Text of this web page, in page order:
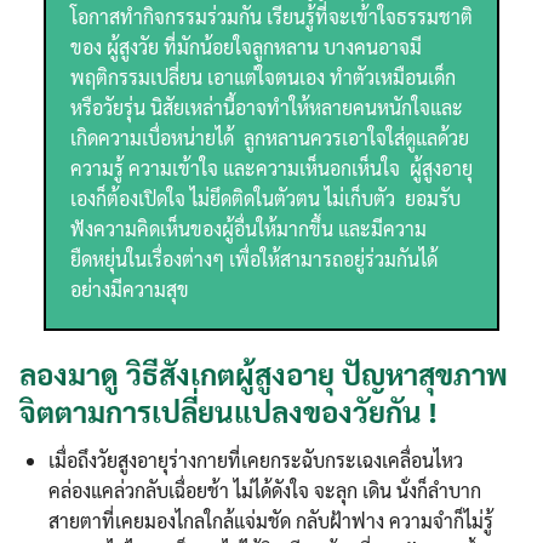
โอกาสทำกิจกรรมร่วมกัน เรียนรู้ที่จะเข้าใจธรรมชาติ
ของ ผู้สูงวัย ที่มักน้อยใจลูกหลาน บางคนอาจมี
พฤติกรรมเปลี่ยน เอาแต่ใจตนเอง ทำตัวเหมือนเด็ก
หรือวัยรุ่น นิสัยเหล่านี้อาจทำให้หลายคนหนักใจและ
เกิดความเบื่อหน่ายได้ ลูกหลานควรเอาใจใส่ดูแลด้วย
ความรู้ ความเข้าใจ และความเห็นอกเห็นใจ ผู้สูงอายุ
เองก็ต้องเปิดใจ ไม่ยึดติดในตัวตน ไม่เก็บตัว ยอมรับ
ฟังความคิดเห็นของผู้อื่นให้มากขึ้น และมีความ
ยืดหยุ่นในเรื่องต่างๆ เพื่อให้สามารถอยู่ร่วมกันได้
อย่างมีความสุข
ลองมาดู วิธีสังเกตผู้สูงอายุ ปัญหาสุขภาพ
จิตตามการเปลี่ยนแปลงของวัยกัน !
เมื่อถึงวัยสูงอายุร่างกายที่เคยกระฉับกระเฉงเคลื่อนไหว
คล่องแคล่วกลับเฉื่อยช้า ไม่ได้ดังใจ จะลุก เดิน นั่งก็ลำบาก
สายตาที่เคยมองไกลใกล้แจ่มชัด กลับฝ้าฟาง ความจำก็ไม่รู้